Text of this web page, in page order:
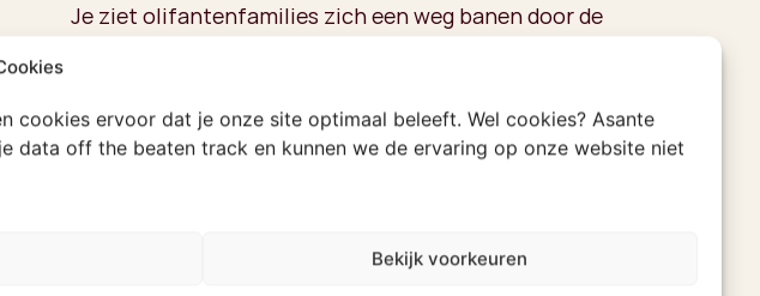
cookies ervoor dat je onze site optimaal beleeft. Wel cookies? Asante
data off the beaten track en kunnen we de ervaring op onze website niet
Bekijk voorkeuren
Je ziet olifantenfamilies zich een weg banen door de
nijlpaarden plonzen in het water. Na een uurtje rondzoemen
land je weer op Maun met een ervaring die je niet meer zult